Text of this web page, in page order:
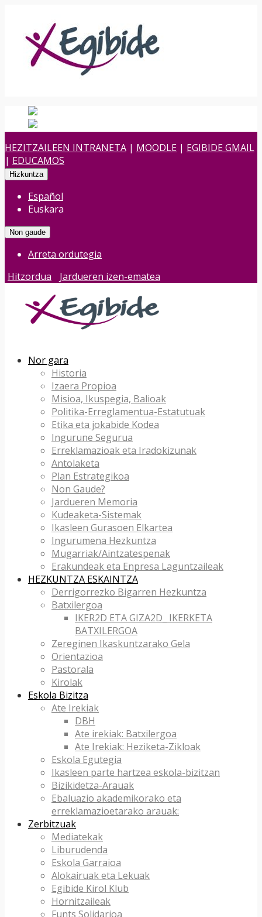
HEZITZAILEEN INTRANETA | MOODLE | EGIBIDE GMAIL
| EDUCAMOS
Hizkuntza
Español
Euskara
Non gaude
Arreta ordutegia
Hitzordua
Jardueren izen-ematea
Nor gara
Historia
Izaera Propioa
Misioa, Ikuspegia, Balioak
Politika-Erreglamentua-Estatutuak
Etika eta jokabide Kodea
Ingurune Segurua
Erreklamazioak eta Iradokizunak
Antolaketa
Plan Estrategikoa
Non Gaude?
Jardueren Memoria
Kudeaketa-Sistemak
Ikasleen Gurasoen Elkartea
Ingurumena Hezkuntza
Mugarriak/Aintzatespenak
Erakundeak eta Enpresa Laguntzaileak
HEZKUNTZA ESKAINTZA
Derrigorrezko Bigarren Hezkuntza
Batxilergoa
IKER2D ETA GIZA2D_ IKERKETA
BATXILERGOA
Zereginen Ikaskuntzarako Gela
Orientazioa
Pastorala
Kirolak
Eskola Bizitza
Ate Irekiak
DBH
Ate irekiak: Batxilergoa
Ate Irekiak: Heziketa-Zikloak
Eskola Egutegia
Ikasleen parte hartzea eskola-bizitzan
Bizikidetza-Arauak
Ebaluazio akademikorako eta
erreklamazioetarako arauak:
Zerbitzuak
Mediatekak
Liburudenda
Eskola Garraioa
Alokairuak eta Lekuak
Egibide Kirol Klub
Hornitzaileak
Funts Solidarioa